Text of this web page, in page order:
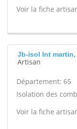
Voir la fiche
Jb-isol Int martin,
Artisan
Département: 65
Isolation des
Voir la fiche